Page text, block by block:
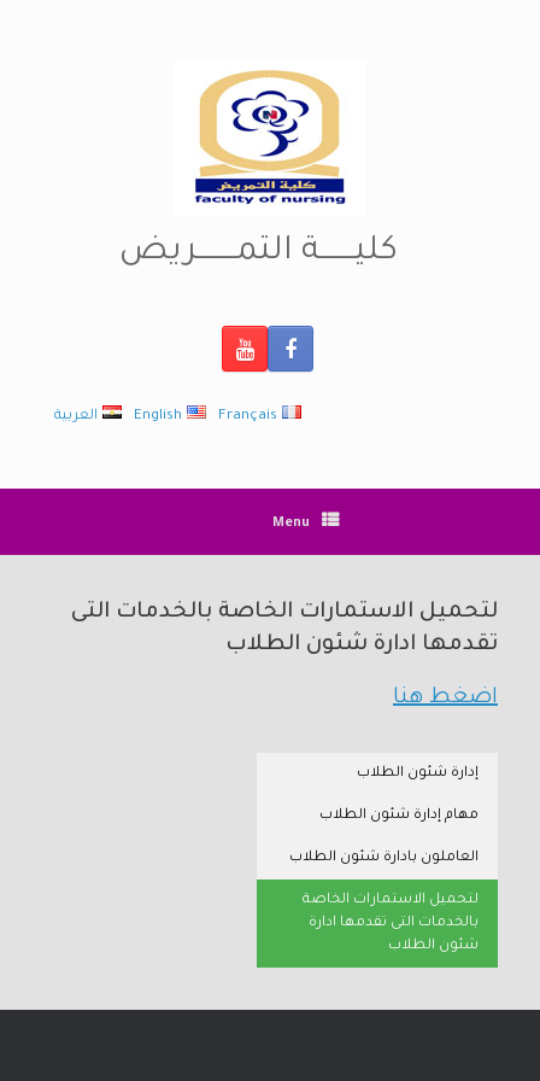
كليـــــــة التمــــــــريض
العربية English Français
Menu
لتحميل الاستمارات الخاصة بالخدمات التى
تقدمها ادارة شئون الطلاب
اضغط هنا
إدارة شئون الطلاب
مهام إدارة شئون الطلاب
العاملون بادارة شئون الطلاب
لتحميل الاستمارات الخاصة
بالخدمات التى تقدمها ادارة
شئون الطلاب